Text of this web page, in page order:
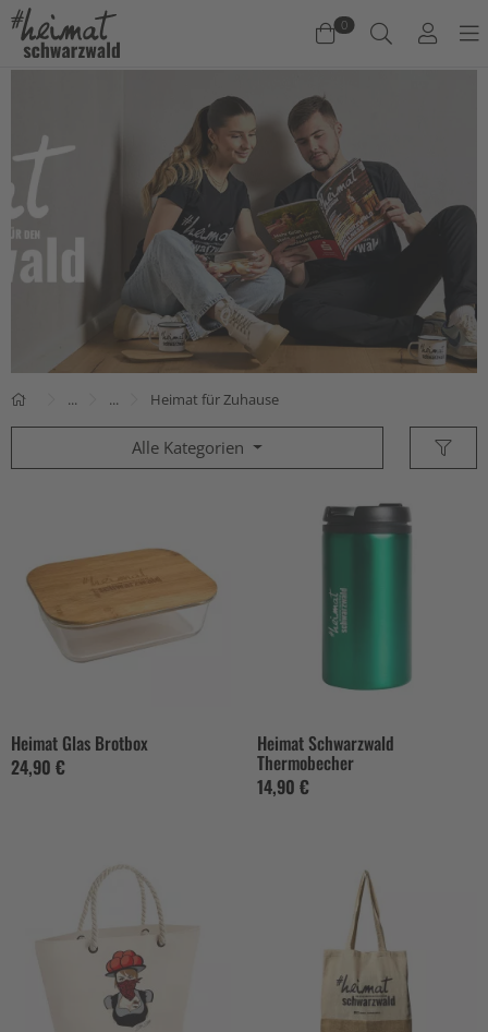
0
Es befinden sich keine Produkte im Warenkorb.
Jetzt einkaufen
... ... Heimat für Zuhause
Alle Kategorien
Heimat Glas Brotbox
24,90 €
Heimat Schwarzwald
Thermobecher
14,90 €